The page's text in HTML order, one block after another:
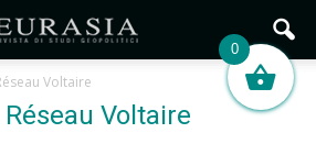
Voltaire
Voltaire
0